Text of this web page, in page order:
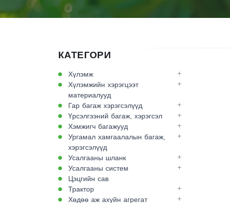
КАТЕГОРИ
Хүлэмж
Хүлэмжийн хэрэгцээт
материалууд
Гар багаж хэрэгсэлүүд
Үрсэлгээний багаж, хэрэгсэл
Хэмжигч багажууд
Ургамал хамгаалалын багаж,
хэрэгсэлүүд
Усалгааны шланк
Усалгааны систем
Цэцгийн сав
Трактор
Хөдөө аж ахуйн агрегат